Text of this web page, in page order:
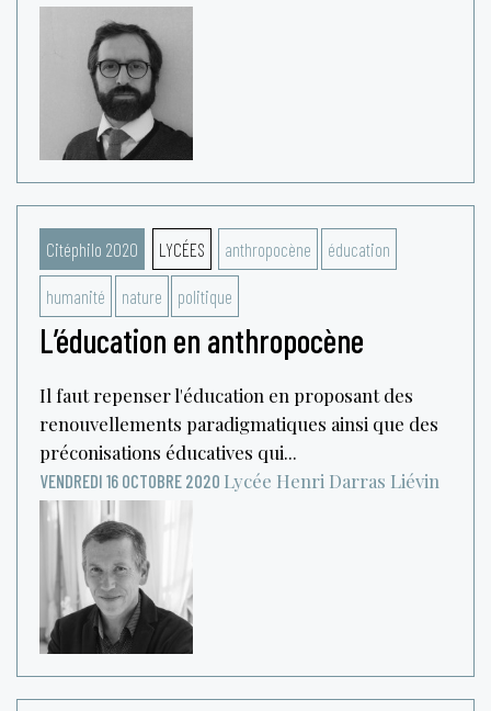
Citéphilo 2020 LYCÉES anthropocène éducation
humanité nature politique
L’éducation en anthropocène
Il faut repenser l'éducation en proposant des
renouvellements paradigmatiques ainsi que des
préconisations éducatives qui...
VENDREDI 16 OCTOBRE 2020 Lycée Henri Darras Liévin